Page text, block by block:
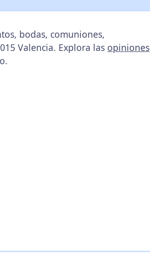
bodas, comuniones,
Valencia. Explora las opiniones